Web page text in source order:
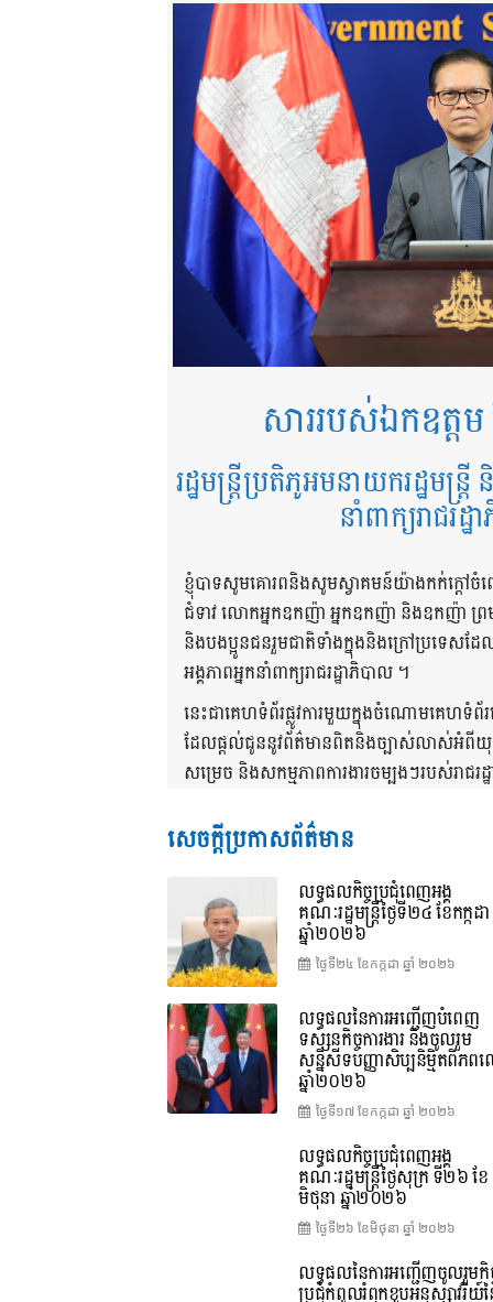
សាររបស់ឯកឧត្ត
រដ្ឋមន្ត្រីប្រតិភូអមនាយករដ្ឋមន្ត្
នាំពាក្យរាជរដ្
ខ្ញុំបាទសូមគោរពនិងសូមស្វាគមន៍យ៉ាងកក់ក្តៅចំ
ជំទាវ លោកអ្នកឧកញ៉ា អ្នកឧកញ៉ា និងឧកញ៉ា
និងបងប្អូនជនរួមជាតិទាំងក្នុងនិងក្រៅប្រទេស
អង្គភាពអ្នកនាំពាក្យរាជរដ្ឋាភិបាល ។
នេះជាគេហទំព័រផ្លូវការមួយក្នុងចំណោមគេហទំព័
ដែលផ្តល់ជូននូវព័ត៌មានពិតនិងច្បាស់លាស់អំពីយុ
សម្រេច និងសកម្មភាពការងារចម្បងៗរបស់រាជរដ្
សេចក្តីប្រកាសព័ត៌មាន
លទ្ធផលកិច្ចប្រជុំពេញអង្គ
គណៈរដ្ឋមន្រ្តីថ្ងៃទី២៤ ខែកក្កដា
ឆ្នាំ២០២៦
ថ្ងៃទី២៤ ខែ​កក្កដា ឆ្នាំ ២០២៦
លទ្ធផលនៃការអញ្ជើញបំពេញ
ទស្សនកិច្ចការងារ និងចូលរួម
សន្និសីទបញ្ញាសិប្បនិម្មិតពិភព
ឆ្នាំ២០២៦
ថ្ងៃទី១៧ ខែ​កក្កដា ឆ្នាំ ២០២៦
លទ្ធផលកិច្ចប្រជុំពេញអង្គ
គណៈរដ្ឋមន្រ្តីថ្ងៃសុក្រ ទី២៦ ខែ
មិថុនា ឆ្នាំ២០២៦
ថ្ងៃទី២៦ ខែ​មិថុនា ឆ្នាំ ២០២៦
លទ្ធផលនៃការអញ្ជើញចូលរួមកិ
ប្រជុំកំពូលរំឭកខួបអនុស្សាវរីយ៍